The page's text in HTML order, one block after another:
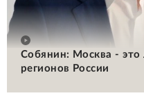
Собянин: Москва - это
регионов России